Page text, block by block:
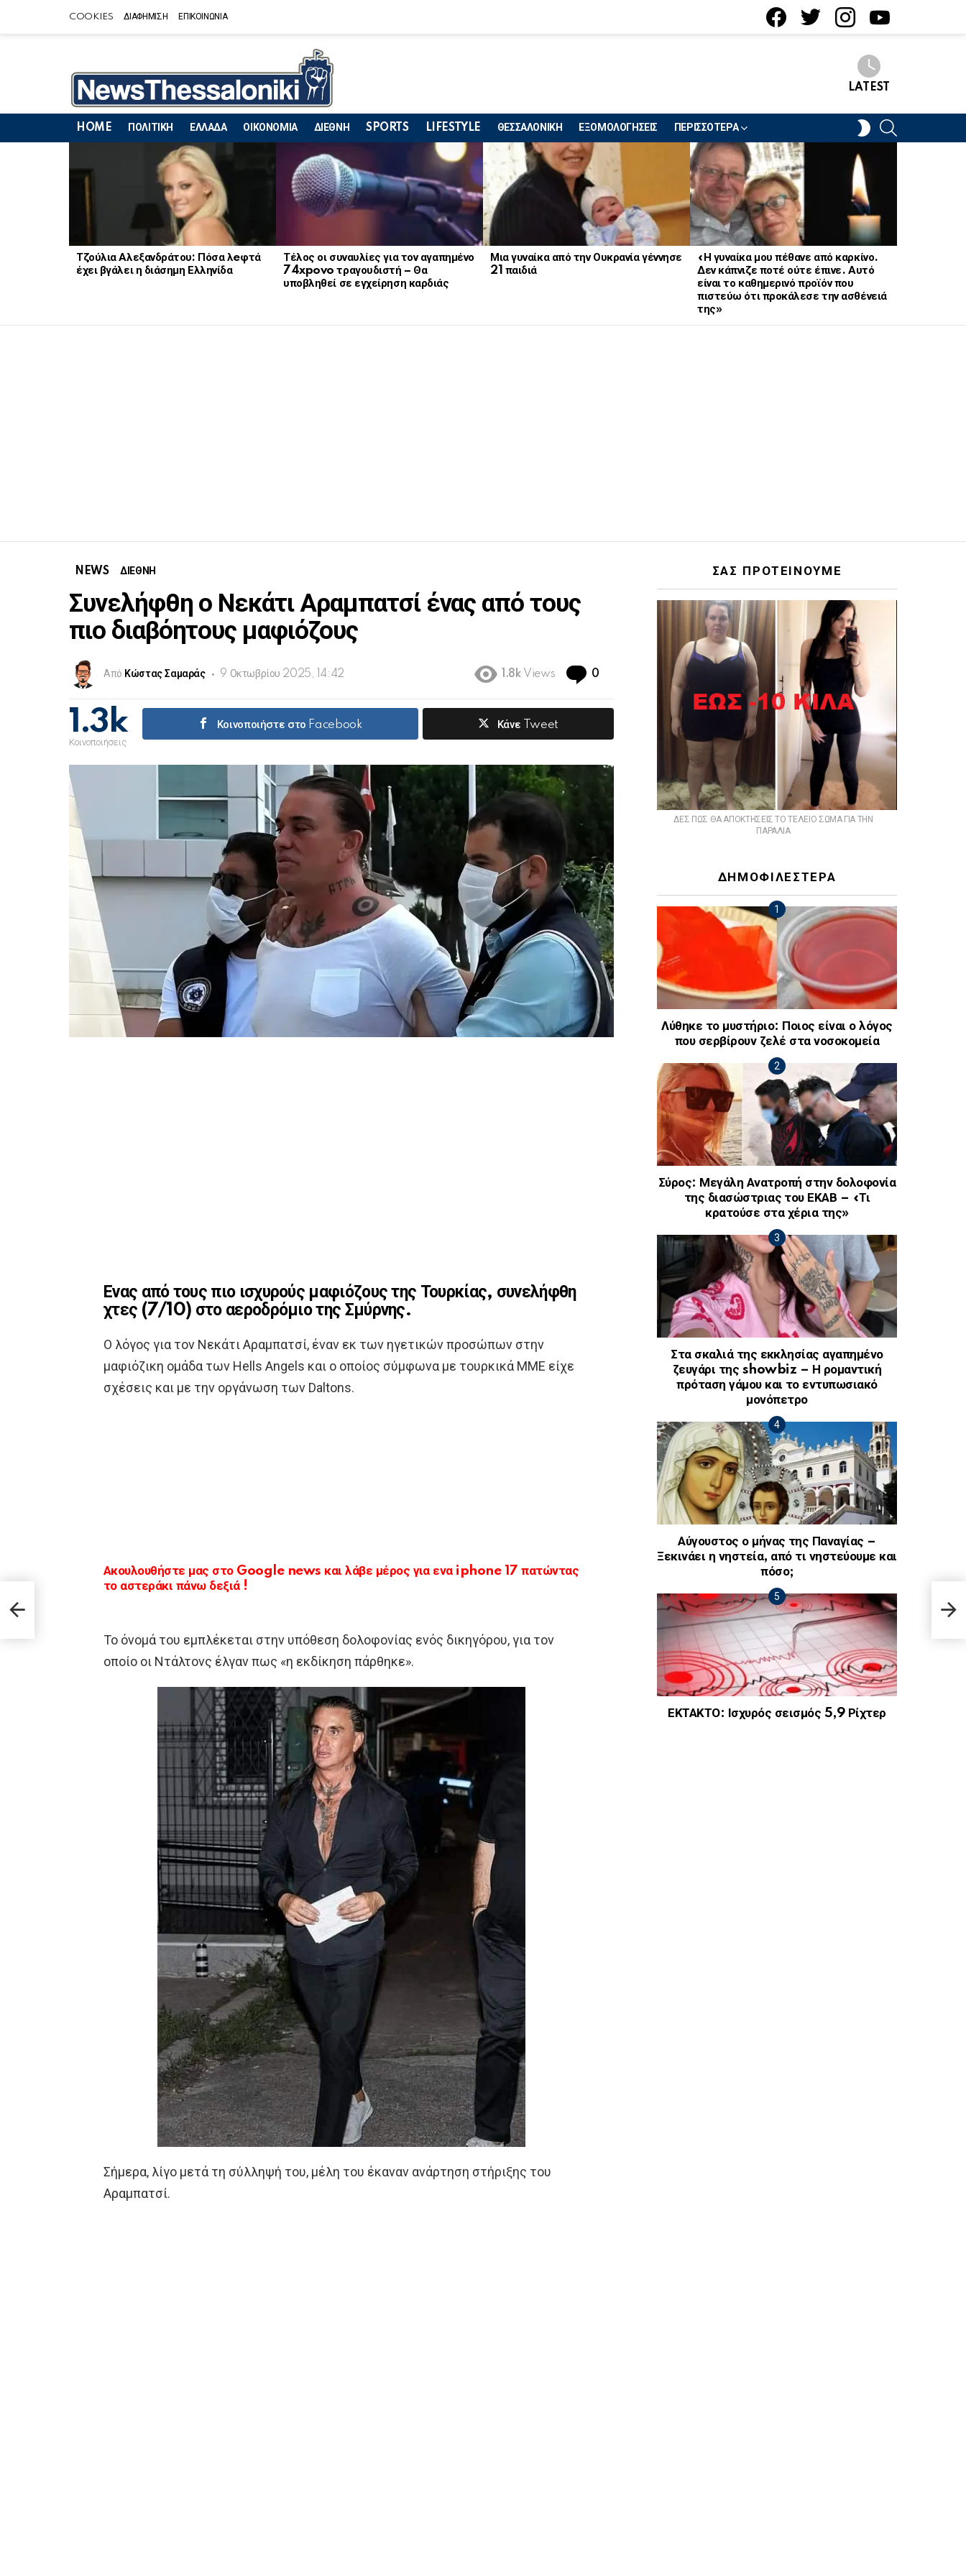
COOKIES ΔΙΑΦΗΜΙΣΗ ΕΠΙΚΟΙΝΩΝΙΑ
LATEST
HOME ΠΟΛΙΤΙΚΗ ΕΛΛΑΔΑ ΟΙΚΟΝΟΜΙΑ ΔΙΕΘΝΗ SPORTS LIFESTYLE ΘΕΣΣΑΛΟΝΙΚΗ ΕΞΟΜΟΛΟΓΗΣΕΙΣ ΠΕΡΙΣΣΟΤΕΡΑ
SWITCH
SKIN
Τζούλια Αλεξανδράτου: Πόσα λeφτά
έχει βγάλει η διάσημη Ελληνίδα
Τέλος οι συναυλίες για τον αγαπημένο
74xpovo τραγουδιστή – Θα
υποβληθεί σε εγχείρηση καρδιάς
Μια γυναίκα από την Ουκρανία γέννησε
21 παιδιά
«Η γυναίκα μου πέθανε από καρκίνο.
Δεν κάπνιζε ποτέ ούτε έπινε. Αυτό
είναι το καθημερινό προϊόν που
πιστεύω ότι προκάλεσε την ασθένειά
της»
NEWS ΔΙΕΘΝΗ
Συνελήφθη ο Νεκάτι Αραμπατσί ένας από τους
πιο διαβόητους μαφιόζους
Από Κώστας Σαμαράς 9 Οκτωβρίου 2025, 14:42 1.8k Views 0
1.3k
Κοινοποιήσεις
Κοινοποιήστε στο Facebook Κάνε Tweet
Ενας από τους πιο ισχυρούς μαφιόζους της Τουρκίας, συνελήφθη
χτες (7/10) στο αεροδρόμιο της Σμύρνης.
Ο λόγος για τον Νεκάτι Αραμπατσί, έναν εκ των ηγετικών προσώπων στην
μαφιόζικη ομάδα των Hells Angels και ο οποίος σύμφωνα με τουρκικά ΜΜΕ είχε
σχέσεις και με την οργάνωση των Daltons.
Ακουλουθήστε μας στο Google news και λάβε μέρος για ενα iphone 17 πατώντας
το αστεράκι πάνω δεξιά !
To όνομά του εμπλέκεται στην υπόθεση δολοφονίας ενός δικηγόρου, για τον
οποίο οι Ντάλτονς έλγαν πως «η εκδίκηση πάρθηκε».
Σήμερα, λίγο μετά τη σύλληψή του, μέλη του έκαναν ανάρτηση στήριξης του
Αραμπατσί.
ΣΑΣ ΠΡΟΤΕΙΝΟΥΜΕ
ΔΕΣ ΠΩΣ ΘΑ ΑΠΟΚΤΗΣΕΙΣ ΤΟ ΤΕΛΕΙΟ ΣΩΜΑ ΓΙΑ ΤΗΝ
ΠΑΡΑΛΙΑ
ΔΗΜΟΦΙΛΕΣΤΕΡΑ
Λύθηκε το μυστήριο: Ποιος είναι ο λόγος
που σερβίρουν ζελέ στα νοσοκομεία
Σύρος: Μεγάλη Ανατροπή στην δολοφονία
της διασώστριας του ΕΚΑΒ – «Τι
κρατούσε στα χέρια της»
Στα σκαλιά της εκκλησίας αγαπημένο
ζευγάρι της showbiz – Η ρομαντική
πρόταση γάμου και το εντυπωσιακό
μονόπετρο
Αύγουστος ο μήνας της Παναγίας –
Ξεκινάει η νηστεία, από τι νηστεύουμε και
πόσο;
ΕΚΤΑΚΤΟ: Ισχυρός σεισμός 5,9 Ρίχτερ